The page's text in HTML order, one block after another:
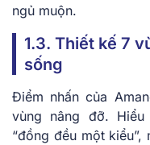
ngủ muộn.
1.3. Thiết kế 7
sống
Điểm nhấn của
vùng nâng đỡ.
“đồng đều một